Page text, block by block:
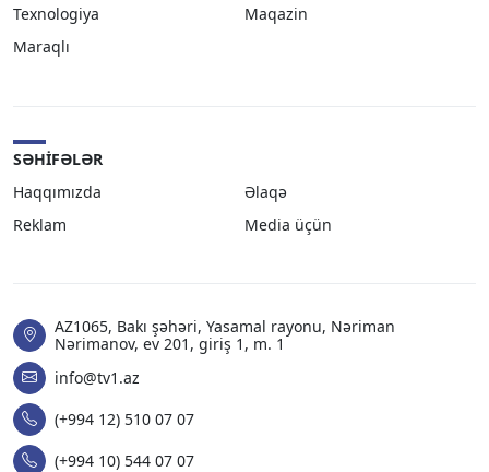
Texnologiya
Maqazin
Maraqlı
SƏHIFƏLƏR
Haqqımızda
Əlaqə
Reklam
Media üçün
AZ1065, Bakı şəhəri, Yasamal rayonu, Nəriman
Nərimanov, ev 201, giriş 1, m. 1
info@tv1.az
(+994 12) 510 07 07
(+994 10) 544 07 07